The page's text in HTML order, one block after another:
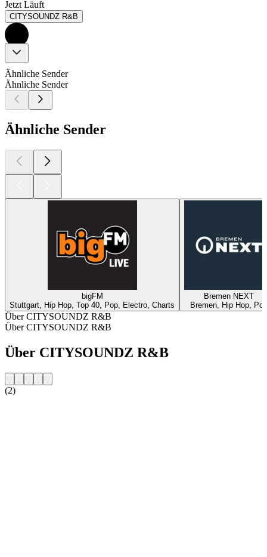
Jetzt Läuft
CITYSOUNDZ R&B
Ähnliche Sender
Ähnliche Sender
Ähnliche Sender
bigFM
Stuttgart, Hip Hop, Top 40, Pop, Electro, Charts
Bremen NEXT
Bremen, Hip Hop, Pop
Über CITYSOUNDZ R&B
Über CITYSOUNDZ R&B
Über CITYSOUNDZ R&B
(2)